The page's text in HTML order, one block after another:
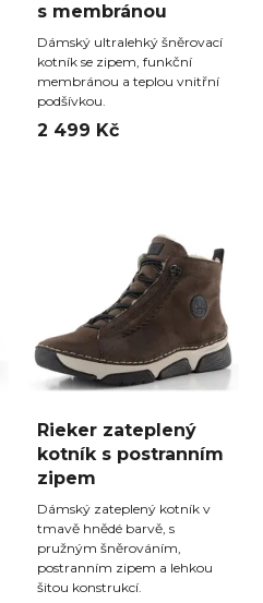
s membránou
Dámský ultralehký šněrovací
kotník se zipem, funkční
membránou a teplou vnitřní
podšívkou.
2 499 Kč
Rieker zateplený
kotník s postranním
zipem
Dámský zateplený kotník v
tmavě hnědé barvě, s
pružným šněrováním,
postranním zipem a lehkou
šitou konstrukcí.